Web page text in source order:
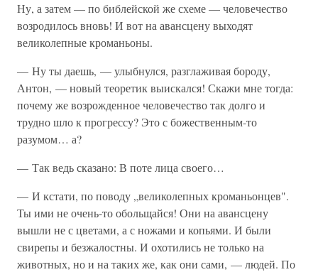
Ну, а затем — по библейской же схеме — человечество
возродилось вновь! И вот на авансцену выходят
великолепные кроманьоны.
— Ну ты даешь, — улыбнулся, разглаживая бороду,
Антон, — новый теоретик выискался! Скажи мне тогда:
почему же возрожденное человечество так долго и
трудно шло к прогрессу? Это с божественным-то
разумом… а?
— Так ведь сказано: В поте лица своего…
— И кстати, по поводу „великолепных кроманьонцев".
Ты ими не очень-то обольщайся! Они на авансцену
вышли не с цветами, а с ножами и копьями. И были
свирепы и безжалостны. И охотились не только на
животных, но и на таких же, как они сами, — людей. По